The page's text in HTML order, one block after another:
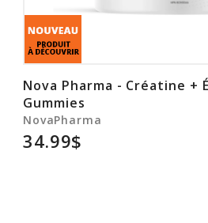
Nova Pharma - Créatine +
Gummies
NovaPharma
34.99$